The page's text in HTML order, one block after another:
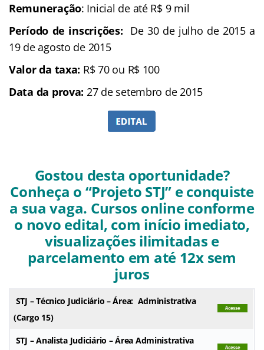
Remuneração: Inicial de até R$ 9 mil
Período de inscrições: De 30 de julho de 2015 a
19 de agosto de 2015
Valor da taxa: R$ 70 ou R$ 100
Data da prova: 27 de setembro de 2015
Gostou desta oportunidade?
Conheça o “Projeto STJ” e conquiste
a sua vaga. Cursos online conforme
o novo edital, com início imediato,
visualizações ilimitadas e
parcelamento em até 12x sem
juros
STJ – Técnico Judiciário – Área: Administrativa
(Cargo 15)
STJ – Analista Judiciário – Área Administrativa